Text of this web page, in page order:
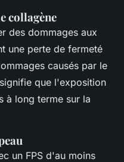
collagène
des dommages aux
une perte de fermeté
causés par le
que l'exposition
à long terme sur la
un FPS d'au moins